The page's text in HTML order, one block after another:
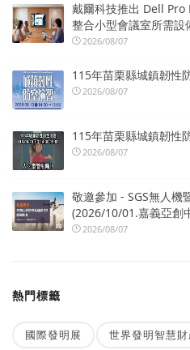
戴爾科技推出 Dell
整合小型會議室所需設
2026/08/07
115年苗栗縣城鎮韌性
2026/08/07
115年苗栗縣城鎮韌性
2026/08/07
敬邀參加 - SGS無人機
(2026/10/01.嘉義亞創
2026/08/07
熱門標籤
國際發明展 世界發明智慧